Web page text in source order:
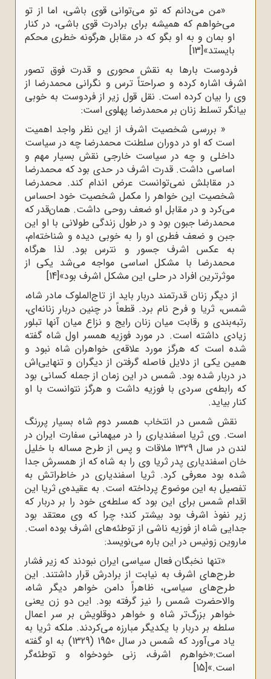
«من می‌دانم که تو می‌توانی قوی باشی، اما از تو
می‌خواهم که همیشه برای برادرت قوی باشی، در کنار
او بمان و به او بگو که در مقابل هرگونه خطری محکم
بایستد»[13]
فردوست بارها به نقش محوری و قدرت فوق تصور
اشرف اشاره کرده و صراحتاً ترس و نگرانی محمدرضا از
وی را بیان کرده است. نقل قول زیر از فردوست به خوبی
بیانگر تسلط زنان بر محمدرضا پهلوی است:
« بررسی شخصیت اشرف از این نظر واجد اهمیت
است که او در دوران سلطنت محمدرضا چه در سیاست
داخلی و چه در سیاست خارجی نقش بسیار مهم و
اساسی داشت. قدرت اشرف در حدی بود که محمدرضا
در مقابلش نمی‌توانست عرض اندام کند. محمدرضا
شخصیت این خواهر را مکمل شخصیت خود احساس
می‌کرد و در مقابل او ضعف روحی داشت. همان‌قدر که
محمدرضا جبون بود و در طول زندگی طولانی با او این
جبن و ضعف فطری او را به خوبی دیده و شناخته‌ام،
به عکس اشرف جسور و نترس بود. لذا هرگاه
محمدرضا با مشکل اساسی مواجه می‌‌شد یکی از
موثرترین افراد در حلی این مشکل اشرف بود»[14]
از دیگر زنان قدرتمند دربار باید از تاج‌الملوک مادر شاه،
شمس، ثریا و فرح نام برد. قطعاً در چنین دربار زنانه‌ای،
رتبه‌بندی و رقابت میان زنان رایج و نزاع میان آنها تبلور
زیادی داشته است. در مورد فوزیه همسر اول شاه گفته
شده است که هرگز مورد علاقه‌ی خواهران شاه نبود و
همین یکی از دلایل فاصله گرفتن از دیگران و تنهایی‌اش
در دربار شده بود. شمس در این زمان از جمله کسانی بود
که رابطه‌ی سردی با فوزیه داشت و هرگز نتوانست با او
کنار بیاید.
نقش شمس در انتخاب همسر دوم شاه بسیار پررنگ
است. وی ثریا اسفندیاری را در میهمانی سفارت ایران در
لندن در سال 1329 ملاقات و پس از طرح مساله با خلیل
خان اسفندیاری پدر ثریا وی را به شاه که از همسرش جدا
شده بود معرفی کرد. ثریا اسفندیاری در خاطراتش به
تفصیل به این موضوع پرداخته است. به عقیده‌ی ثریا این
اقدام شمس برای این بود که سلطه‌ی خود را بر دربار که
زیر نفوذ اشرف بود بیشتر کند؛ چرا که وی معتقد بود
جدایی شاه از فوزیه ناشی از توطئه‌های اشرف بوده است.
ماروین زونیس در این باره می‌نویسد:
«تنها نخبگان فعال سیاسی ایران نبودند که زیر فشار
طرح‌های اشرف به نیابت از برادرش قرار داشتند. این
طرح‌های سیاسی، ظاهراً دامن خواهر دیگر شاه،
والاحضرت شمس را نیز گرفته بود. این دو زن یعنی
خواهر بزرگ‌تر شاه و خواهر دوقلویش بر سر اعمال
سلطه بر دربار با یکدیگر مبارزه می‌کردند. ملکه ثریا به
یاد می‌آورد که شمس در سال 1950 (1329) به او گفته
است:«خواهرم اشرف، زنی خودخواه و توطئه‌گر
است.»[15]